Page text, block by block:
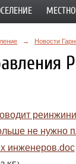
→ Новости
не нужно
инженеров.doc